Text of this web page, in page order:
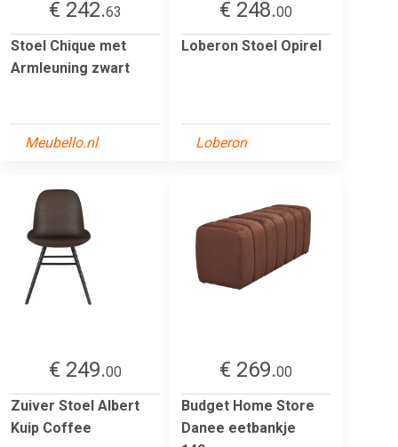
€ 242.63
Stoel Chique met
Armleuning zwart
Meubello.nl
€ 248.00
Loberon Stoel Opirel
Loberon
€ 249.00
Zuiver Stoel Albert
Kuip Coffee
€ 269.00
Budget Home Store
Danee eetbankje